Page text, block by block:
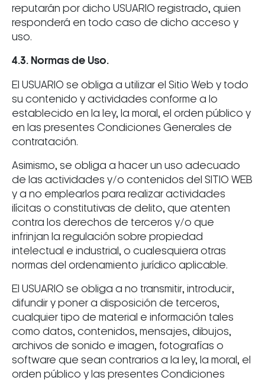
reputarán por dicho USUARIO registrado, quien
responderá en todo caso de dicho acceso y
uso.
4.3. Normas de Uso.
El USUARIO se obliga a utilizar el Sitio Web y todo
su contenido y actividades conforme a lo
establecido en la ley, la moral, el orden público y
en las presentes Condiciones Generales de
contratación.
Asimismo, se obliga a hacer un uso adecuado
de las actividades y/o contenidos del SITIO WEB
y a no emplearlos para realizar actividades
ilícitas o constitutivas de delito, que atenten
contra los derechos de terceros y/o que
infrinjan la regulación sobre propiedad
intelectual e industrial, o cualesquiera otras
normas del ordenamiento jurídico aplicable.
El USUARIO se obliga a no transmitir, introducir,
difundir y poner a disposición de terceros,
cualquier tipo de material e información tales
como datos, contenidos, mensajes, dibujos,
archivos de sonido e imagen, fotografías o
software que sean contrarios a la ley, la moral, el
orden público y las presentes Condiciones